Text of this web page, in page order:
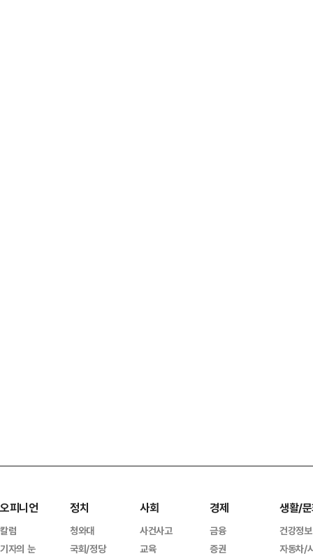
오피니언
칼럼
기자의 눈
정치
청와대
국회/정당
사회
사건사고
교육
경제
금융
증권
생활/
건강정보
자동차/